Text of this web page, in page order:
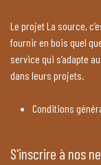
Le projet La source,
fournir en bois quel
service qui s’adapte
dans leurs projets.
Conditions
S'inscrire à nos